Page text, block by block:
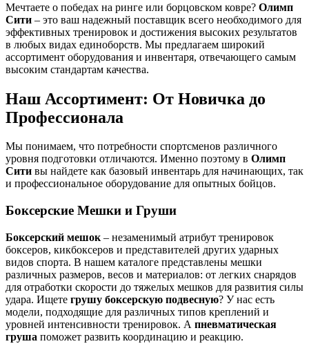
Мечтаете о победах на ринге или борцовском ковре? Олимп
Сити – это ваш надежный поставщик всего необходимого для
эффективных тренировок и достижения высоких результатов
в любых видах единоборств. Мы предлагаем широкий
ассортимент оборудования и инвентаря, отвечающего самым
высоким стандартам качества.
Наш Ассортимент: От Новичка до
Профессионала
Мы понимаем, что потребности спортсменов различного
уровня подготовки отличаются. Именно поэтому в Олимп
Сити вы найдете как базовый инвентарь для начинающих, так
и профессиональное оборудование для опытных бойцов.
Боксерские Мешки и Груши
Боксерский мешок – незаменимый атрибут тренировок
боксеров, кикбоксеров и представителей других ударных
видов спорта. В нашем каталоге представлены мешки
различных размеров, весов и материалов: от легких снарядов
для отработки скорости до тяжелых мешков для развития силы
удара. Ищете грушу боксерскую подвесную? У нас есть
модели, подходящие для различных типов креплений и
уровней интенсивности тренировок. А пневматическая
груша поможет развить координацию и реакцию.